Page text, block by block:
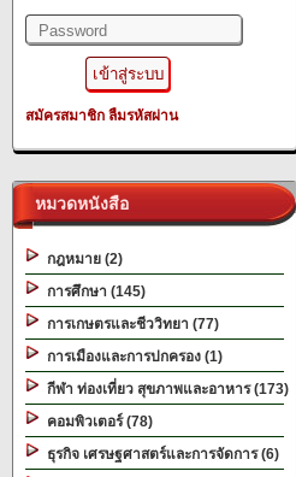
สมัครสมาชิก ลืมรหัสผ่าน
หมวดหนังสือ
กฎหมาย (2)
การศึกษา (145)
การเกษตรและชีววิทยา (77)
การเมืองและการปกครอง (1)
กีฬา ท่องเที่ยว สุขภาพและอาหาร (173)
คอมพิวเตอร์ (78)
ธุรกิจ เศรษฐศาสตร์และการจัดการ (6)